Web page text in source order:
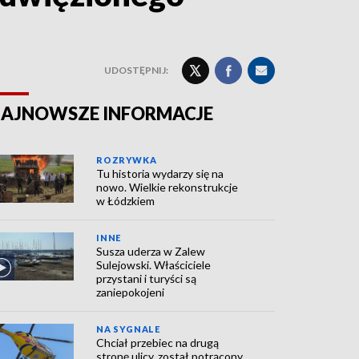
UDOSTĘPNIJ:
INFORMACJE
ROZRYWKA
Tu historia wydarzy się na
nowo. Wielkie rekonstrukcje
w Łódzkiem
INNE
Susza uderza w Zalew
Sulejowski. Właściciele
przystani i turyści są
zaniepokojeni
NA SYGNALE
Chciał przebiec na drugą
stronę ulicy, został potrącony.